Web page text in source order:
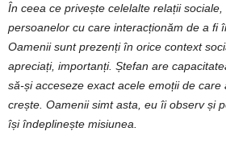
În ceea ce privește celelalte relații
persoanelor cu care interacționăm de a fi
Oamenii sunt prezenți în orice context
apreciați, importanți. Ștefan are
să-și acceseze exact acele emoții de care
crește. Oamenii simt asta, eu îi observ și
își îndeplinește misiunea.